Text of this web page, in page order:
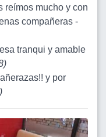
reímos mucho y con
compañeras -
tranqui y amable
)
y por
)